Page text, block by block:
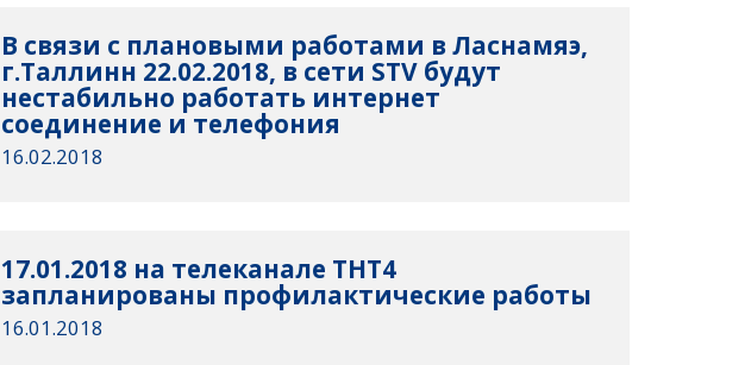
В связи с плановыми работами в Ласнамяэ,
г.Таллинн 22.02.2018, в сети STV будут
нестабильно работать интернет
соединение и телефония
16.02.2018
17.01.2018 на телеканале ТНТ4
запланированы профилактические работы
16.01.2018